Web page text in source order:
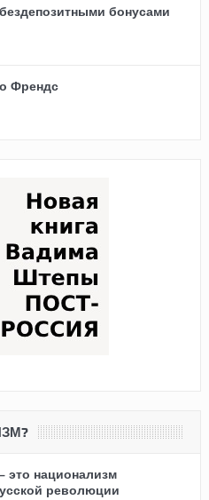
бонусами
Френдс
это национализм
революции